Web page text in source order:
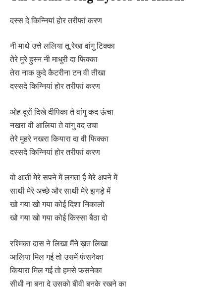
दस्स दे किन्नियां होर तरीफां करण
नी माथे उत्ते ललिया तू रेखा वांगु टिक्का
तेरे मुरे हुस्न नी माधुरी दा फिक्का
तेरा नाक कुदे कैटरीना टन वी तीखा
दस्सदे किन्नियां होर तरीफां करण
ओह दूरों दिखे दीपिका ते वांगु कद ऊंचा
नखरा वी आलिया ते वांगु वद उचा
तेरे मुहरे नखरा कियारा दा वी फिक्का
दस्सदे किन्नियां होर तरीफां करण
वो आती मेरे सपने में लगता है मेरे अपने में
साथी मेरे अच्छे और साथी मेरे झगड़े में
खो गया खो गया कोई दिशा निकालो
खो गया खो गया कोई किस्सा बैठा दो
रश्मिका दास ने लिखा मैंने ख़त लिखा
आलिया मिल गई तो उसमें फंसनेका
कियारा मिल गई तो हमसे फसनेका
सीधी ना बना दे उसको बीवी बनके रखने का